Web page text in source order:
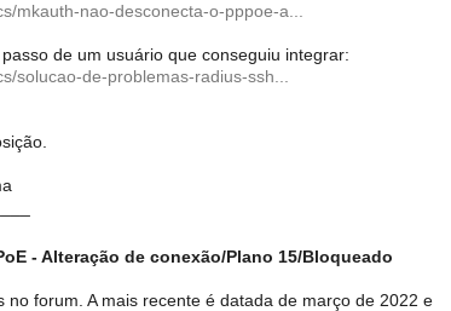
mkauth-nao-desconecta-o-pppoe-a...
de um usuário que conseguiu integrar:
solucao-de-problemas-radius-ssh...
- Alteração de conexão/Plano 15/Bloqueado
no forum. A mais recente é datada de março de 2022 e